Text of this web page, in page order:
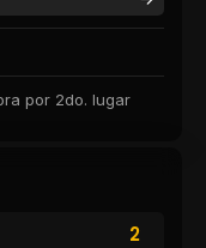
por 2do. lugar
2